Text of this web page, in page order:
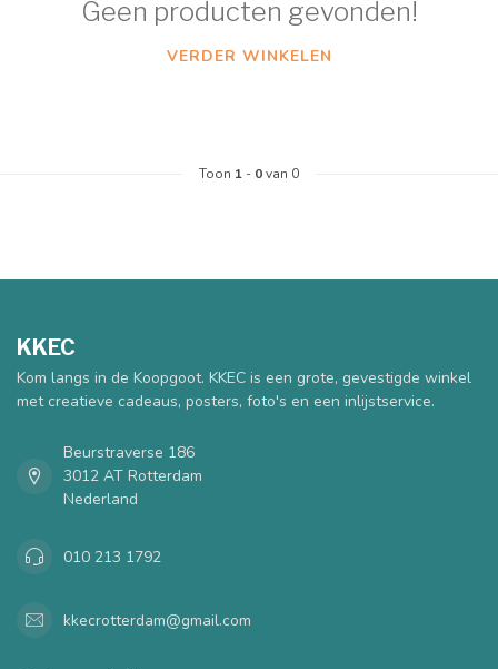
Geen producten gevonden!
VERDER WINKELEN
Toon 1 - 0van 0
KKEC
Kom langs in de Koopgoot. KKEC is een grote, gevestigde winkel
met creatieve cadeaus, posters, foto's en een inlijstservice.
Beurstraverse 186
3012 AT Rotterdam
Nederland
010 213 1792
kkecrotterdam@gmail.com